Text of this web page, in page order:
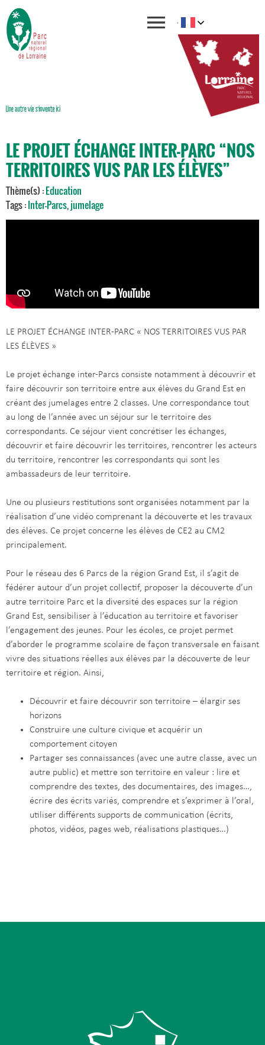
LE PROJET ÉCHANGE INTER-PARC “NOS
TERRITOIRES VUS PAR LES ÉLÈVES”
Thème(s) :Education
Tags :Inter-Parcs,jumelage
LE PROJET ÉCHANGE INTER-PARC « NOS TERRITOIRES VUS PAR
LES ÉLÈVES »
Le projet échange inter-Parcs consiste notamment à découvrir et
faire découvrir son territoire entre aux élèves du Grand Est en
créant des jumelages entre 2 classes. Une correspondance tout
au long de l’année avec un séjour sur le territoire des
correspondants. Ce séjour vient concrétiser les échanges,
découvrir et faire découvrir les territoires, rencontrer les acteurs
du territoire, rencontrer les correspondants qui sont les
ambassadeurs de leur territoire.
Une ou plusieurs restitutions sont organisées notamment par la
réalisation d’une vidéo comprenant la découverte et les travaux
des élèves. Ce projet concerne les élèves de CE2 au CM2
principalement.
Pour le réseau des 6 Parcs de la région Grand Est, il s’agit de
fédérer autour d’un projet collectif, proposer la découverte d’un
autre territoire Parc et la diversité des espaces sur la région
Grand Est, sensibiliser à l’éducation au territoire et favoriser
l’engagement des jeunes. Pour les écoles, ce projet permet
d’aborder le programme scolaire de façon transversale en faisant
vivre des situations réelles aux élèves par la découverte de leur
territoire et région. Ainsi,
Découvrir et faire découvrir son territoire – élargir ses
horizons
Construire une culture civique et acquérir un
comportement citoyen
Partager ses connaissances (avec une autre classe, avec un
autre public) et mettre son territoire en valeur : lire et
comprendre des textes, des documentaires, des images…,
écrire des écrits variés, comprendre et s’exprimer à l’oral,
utiliser différents supports de communication (écrits,
photos, vidéos, pages web, réalisations plastiques…)